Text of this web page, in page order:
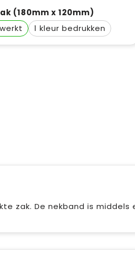
(180mm x 120mm)
1
zak. De nekband is middels